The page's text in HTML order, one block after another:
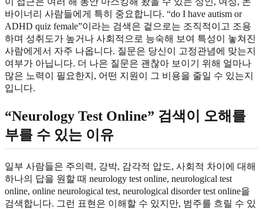
바이너리 사람들에게 특히 중요합니다. “do I have autism or
ADHD quiz female”이라는 검색은 겉으로는 조직적이고 조용
하며 성취도가 높거나 사회적으로 능숙해 보여 특성이 놓쳐진
사람에게서 자주 나옵니다. 질문은 당신이 고정관념에 맞는지
여부가 아닙니다. 더 나은 질문은 괜찮아 보이기 위해 얼마나
많은 노력이 필요한지, 어떤 지원이 그 비용을 줄일 수 있는지
입니다.
“Neurology Test Online” 검색이 오해를
부를 수 있는 이유
일부 사람들은 주의력, 강박, 감각적 압도, 사회적 차이에 대해
하나의 답을 원할 때 neurology test online, neurological test
online, online neurological test, neurological disorder test online을
검색합니다. 그런 표현은 이해할 수 있지만, 범주를 흐릴 수 있